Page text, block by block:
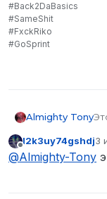
#Back2DaBasics
#SameShit
#FxckRiko
#GoSprint
Almighty Tony
Не в сети
l2k3uy74gshdj3
@Almighty-Tony